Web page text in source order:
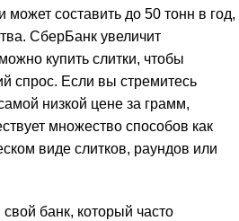
может составить до 50 тонн в год,
СберБанк увеличит
купить слитки, чтобы
спрос. Если вы стремитесь
низкой цене за грамм,
множество способов как
виде слитков, раундов или
банк, который часто